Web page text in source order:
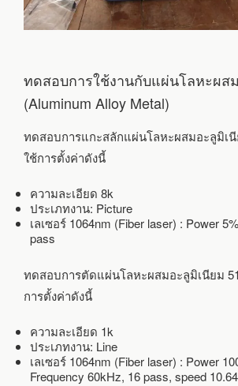
ทดสอบการใช้งานกับแผ่นโลหะผส
(Aluminum Alloy Metal)
ทดสอบการแกะสลักแผ่นโลหะผสมอะลูมิเนี
ใช้การตั้งค่าดังนี้
ความละเอียด 8k
ประเภทงาน: Picture
เลเซอร์ 1064nm (Fiber laser) : Power
pass
ทดสอบการตัดแผ่นโลหะผสมอะลูมิเนียม
การตั้งค่าดังนี้
ความละเอียด 1k
ประเภทงาน: Line
เลเซอร์ 1064nm (Fiber laser) : Power
Frequency 60kHz, 16 pass, speed